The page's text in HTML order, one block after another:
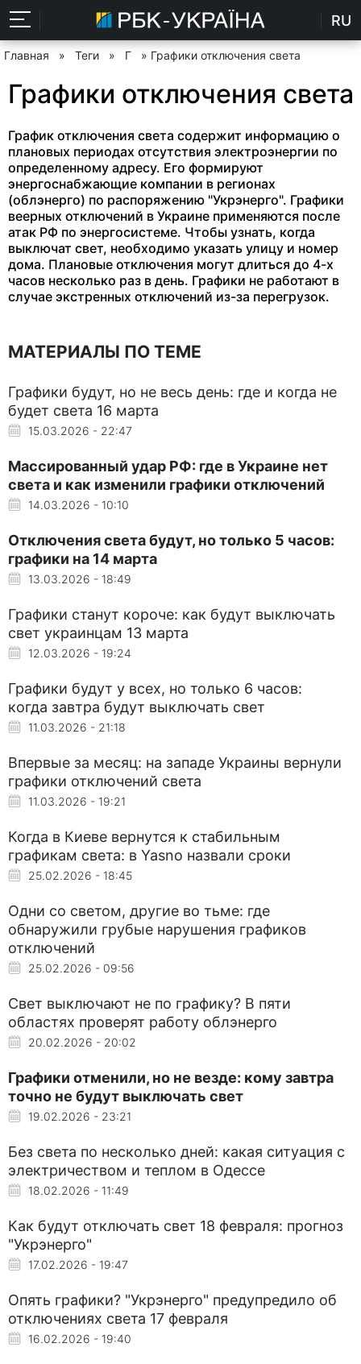
RU
Главная » Теги » Г » Графики отключения света
Графики отключения света
График отключения света содержит информацию о
плановых периодах отсутствия электроэнергии по
определенному адресу. Его формируют
энергоснабжающие компании в регионах
(облэнерго) по распоряжению "Укрэнерго". Графики
веерных отключений в Украине применяются после
атак РФ по энергосистеме. Чтобы узнать, когда
выключат свет, необходимо указать улицу и номер
дома. Плановые отключения могут длиться до 4-х
часов несколько раз в день. Графики не работают в
случае экстренных отключений из-за перегрузок.
МАТЕРИАЛЫ ПО ТЕМЕ
Графики будут, но не весь день: где и когда не
будет света 16 марта
15.03.2026 - 22:47
Массированный удар РФ: где в Украине нет
света и как изменили графики отключений
14.03.2026 - 10:10
Отключения света будут, но только 5 часов:
графики на 14 марта
13.03.2026 - 18:49
Графики станут короче: как будут выключать
свет украинцам 13 марта
12.03.2026 - 19:24
Графики будут у всех, но только 6 часов:
когда завтра будут выключать свет
11.03.2026 - 21:18
Впервые за месяц: на западе Украины вернули
графики отключений света
11.03.2026 - 19:21
Когда в Киеве вернутся к стабильным
графикам света: в Yasno назвали сроки
25.02.2026 - 18:45
Одни со светом, другие во тьме: где
обнаружили грубые нарушения графиков
отключений
25.02.2026 - 09:56
Свет выключают не по графику? В пяти
областях проверят работу облэнерго
20.02.2026 - 20:02
Графики отменили, но не везде: кому завтра
точно не будут выключать свет
19.02.2026 - 23:21
Без света по несколько дней: какая ситуация с
электричеством и теплом в Одессе
18.02.2026 - 11:49
Как будут отключать свет 18 февраля: прогноз
"Укрэнерго"
17.02.2026 - 19:47
Опять графики? "Укрэнерго" предупредило об
отключениях света 17 февраля
16.02.2026 - 19:40